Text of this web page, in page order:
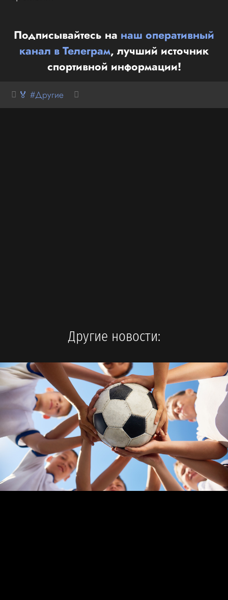
Подписывайтесь на наш оперативный
канал в Телеграм, лучший источник
спортивной информации!
🏅 #Другие
Другие новости: